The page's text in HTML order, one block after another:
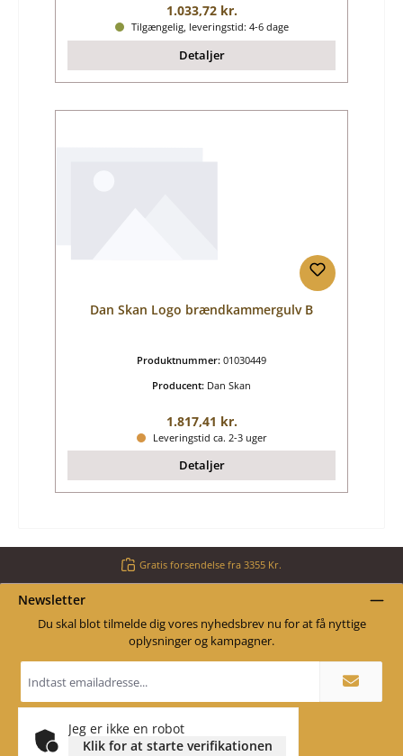
Almindelig pris:
1.033,72 kr.
Tilgængelig, leveringstid: 4-6 dage
Detaljer
Dan Skan Logo brændkammergulv B
Produktnummer: 01030449
Producent: Dan Skan
Almindelig pris:
1.817,41 kr.
Leveringstid ca. 2-3 uger
Detaljer
Gratis forsendelse fra 3355 Kr.
Newsletter
Du skal blot tilmelde dig vores nyhedsbrev nu for at få nyttige
oplysninger og kampagner.
adresse
*
Jeg er ikke en robot
Klik for at starte verifikationen